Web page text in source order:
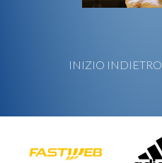
INIZIO INDIETRO